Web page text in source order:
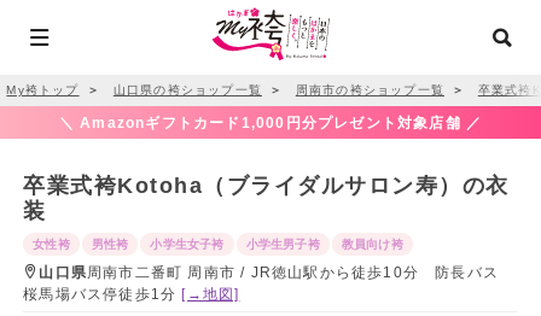
My袴トップ ＞ 山口県の袴ショップ一覧 ＞ 周南市の袴ショップ一覧 ＞ 卒業式袴
＼ Amazonギフトカード1,000円分プレゼント対象店舗 ／
卒業式袴Kotoha（ブライダルサロン寿）の衣
装
女性袴 男性袴 小学生女子袴 小学生男子袴 教員向け袴
山口県周南市二番町 周南市 / JR徳山駅から徒歩10分 防長バス
桜馬場バス停徒歩1分[→地図]